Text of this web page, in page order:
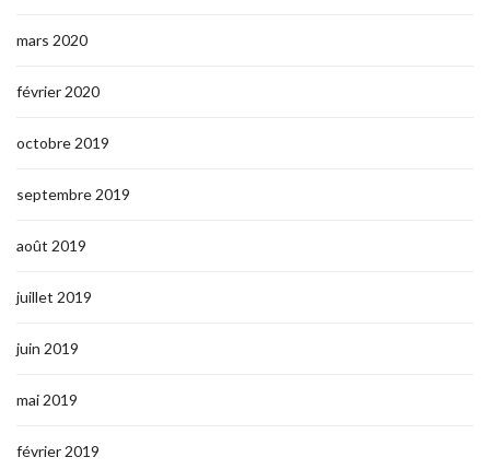
mars 2020
février 2020
octobre 2019
septembre 2019
août 2019
juillet 2019
juin 2019
mai 2019
février 2019